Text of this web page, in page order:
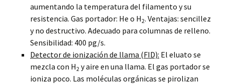
aumentando la temperatura del filamento y su
resistencia. Gas portador: He o H2. Ventajas: sencillez
y no destructivo. Adecuado para columnas de relleno.
Sensibilidad: 400 pg/s.
Detector de ionización de llama (FID): El eluato se
mezcla con H2 y aire en una llama. El gas portador se
ioniza poco. Las moléculas orgánicas se pirolizan